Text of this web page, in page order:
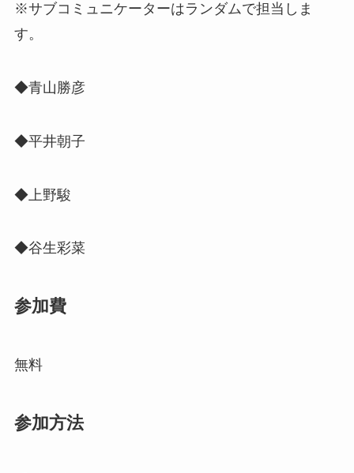
※サブコミュニケーターはランダムで担当しま
す。
◆青山勝彦
◆平井朝子
◆上野駿
◆谷生彩菜
参加費
無料
参加⽅法